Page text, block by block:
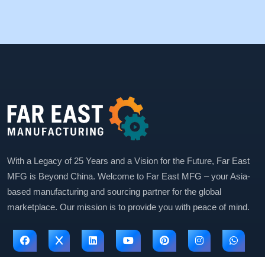
With a Legacy of 25 Years and a Vision for the Future, Far East
MFG is Beyond China. Welcome to Far East MFG – your Asia-
based manufacturing and sourcing partner for the global
marketplace. Our mission is to provide you with peace of mind.